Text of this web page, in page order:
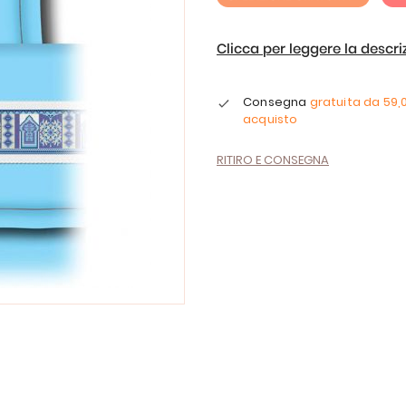
Clicca per leggere la
Consegna gratuita da
acquisto
RITIRO E CONSEGNA